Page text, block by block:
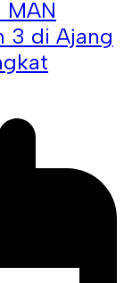
MAN
3 di Ajang